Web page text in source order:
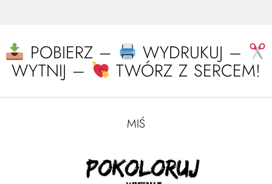
POBIERZ – WYDRUKUJ –
WYTNIJ – TWÓRZ Z SERCEM!
MIŚ